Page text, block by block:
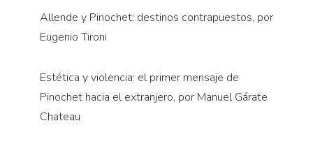
Allende y Pinochet: destinos contrapuestos, por
Eugenio Tironi
Estética y violencia: el primer mensaje de
Pinochet hacia el extranjero, por Manuel Gárate
Chateau